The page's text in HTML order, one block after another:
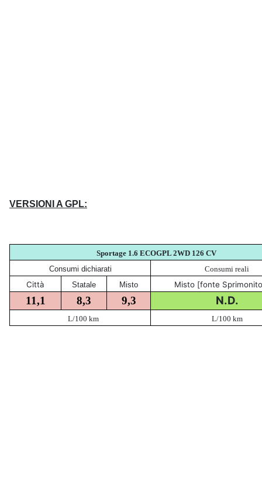
VERSIONI A GPL:
Sportage 1.6 ECOGPL 2WD 126 CV
Consumi dichiarati
Consumi reali
Città Statale Misto Misto [fonte
11,1 8,3 9,3 N.D.
L/100 km L/100 km